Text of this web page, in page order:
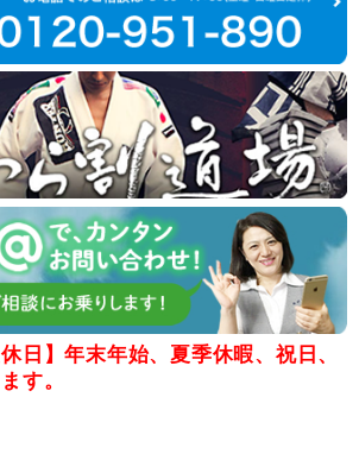
日】年末年始、夏季休暇、祝日、
す。